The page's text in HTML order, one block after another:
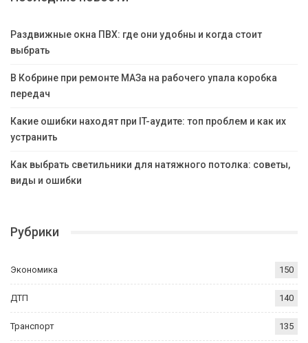
Раздвижные окна ПВХ: где они удобны и когда стоит
выбрать
В Кобрине при ремонте МАЗа на рабочего упала коробка
передач
Какие ошибки находят при IT-аудите: топ проблем и как их
устранить
Как выбрать светильники для натяжного потолка: советы,
виды и ошибки
Рубрики
Экономика 150
ДТП 140
Транспорт 135